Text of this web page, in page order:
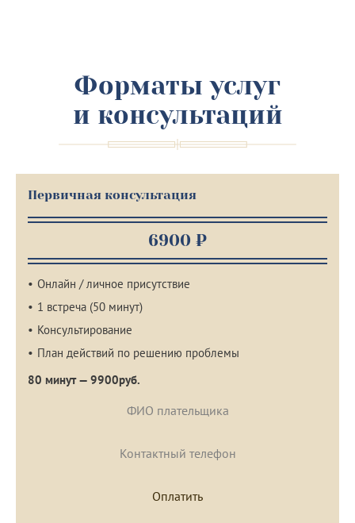
Форматы услуг
и консультаций
Первичная консультация
6900 ₽
Онлайн / личное присутствие
1 встреча (50 минут)
Консультирование
План действий по решению проблемы
80 минут — 9900руб.